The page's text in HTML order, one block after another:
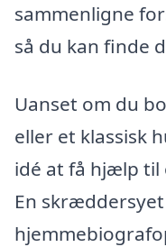
sammenligne
så du kan finde
Uanset om du
eller et klassisk
idé at få hjælp
En